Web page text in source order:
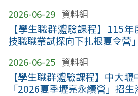
2026-06-29 資料組
【學生職群體驗課程】115
技職職業試探向下扎根夏令營
2026-06-25 資料組
【學生職群體驗課程】中大
「2026夏季壢亮永續營」招生